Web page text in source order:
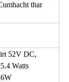
thar
52V DC,
Watts